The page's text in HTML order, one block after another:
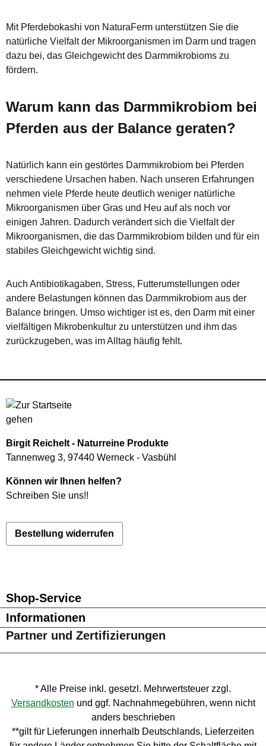
Mit Pferdebokashi von NaturaFerm unterstützen Sie die
natürliche Vielfalt der Mikroorganismen im Darm und tragen
dazu bei, das Gleichgewicht des Darmmikrobioms zu
fördern.
Warum kann das Darmmikrobiom bei
Pferden aus der Balance geraten?
Natürlich kann ein gestörtes Darmmikrobiom bei Pferden
verschiedene Ursachen haben. Nach unseren Erfahrungen
nehmen viele Pferde heute deutlich weniger natürliche
Mikroorganismen über Gras und Heu auf als noch vor
einigen Jahren. Dadurch verändert sich die Vielfalt der
Mikroorganismen, die das Darmmikrobiom bilden und für ein
stabiles Gleichgewicht wichtig sind.
Auch Antibiotikagaben, Stress, Futterumstellungen oder
andere Belastungen können das Darmmikrobiom aus der
Balance bringen. Umso wichtiger ist es, den Darm mit einer
vielfältigen Mikrobenkultur zu unterstützen und ihm das
zurückzugeben, was im Alltag häufig fehlt.
Birgit Reichelt - Naturreine Produkte
Tannenweg 3, 97440 Werneck - Vasbühl
Können wir Ihnen helfen?
Schreiben Sie uns!!
Bestellung widerrufen
Shop-Service
Informationen
Partner und Zertifizierungen
* Alle Preise inkl. gesetzl. Mehrwertsteuer zzgl.
Versandkosten und ggf. Nachnahmegebühren, wenn nicht
anders beschrieben
**gilt für Lieferungen innerhalb Deutschlands, Lieferzeiten